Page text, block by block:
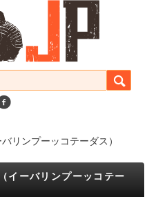
リンプーッコテーダス）
ーバリンプーッコテー